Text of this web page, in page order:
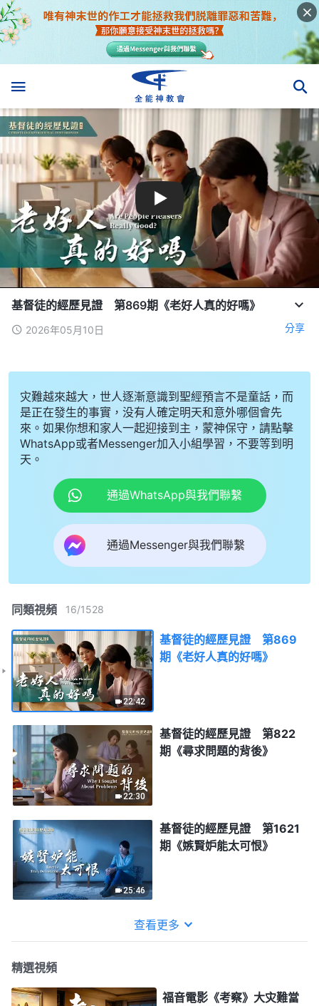
基督徒的經歷見證 第869期《老好人真的好嗎》
2026年05月10日 分享
灾難越來越大，世人逐漸意識到聖經預言不是童話，而
是正在發生的事實，没有人確定明天和意外哪個會先
來。如果你想和家人一起迎接到主，蒙神保守，請點擊
WhatsApp或者Messenger加入小組學習，不要等到明
天。
通過WhatsApp與我們聯繫
通過Messenger與我們聯繫
同類視頻 16/1528
22:42
基督徒的經歷見證 第869
期《老好人真的好嗎》
22:30
基督徒的經歷見證 第822
期《尋求問題的背後》
25:46
基督徒的經歷見證 第1621
期《嫉賢妒能太可恨》
查看更多
精選視頻
福音電影《考察》大灾難當